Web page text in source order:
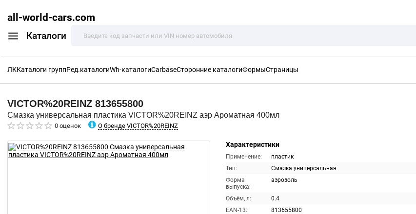
all-world-cars.com
Каталоги
ЛККаталоги группРед.каталогиWh-каталогиCarbaseСторонние каталогиФормыСтраницы
VICTOR%20REINZ 813655800
Смазка универсальная пластика VICTOR%20REINZ аэр Ароматная 400мл
0 оценок О бренде VICTOR%20REINZ
Характеристики
Применение:
пластик
Тип:
Смазка универсальная
Форма
выпуска:
аэрозоль
Объём, л:
0.4
EAN-13:
813655800